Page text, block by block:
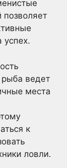
позволяет
успех.
ведет
места
к
ловли.